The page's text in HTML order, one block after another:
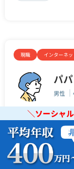
＼ソーシャ
＼ソーシャ
現職 インターネ
パ
男性
経験年数
10年以上、20